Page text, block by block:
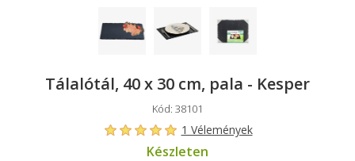
Tálalótál, 40 x 30 cm, pala - Kesper
Kód: 38101
1 Vélemények
Készleten